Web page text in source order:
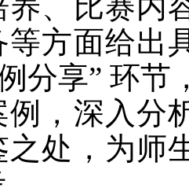
等方面给出
分享”环节
例，深入分
之处，为师